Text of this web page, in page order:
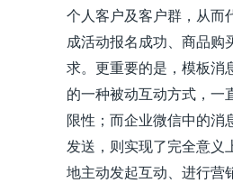
个人客户及客户群，从而
成活动报名成功、商品购
求。更重要的是，模板消
的一种被动互动方式，一
限性；而企业微信中的消
发送，则实现了完全意义
地主动发起互动、进行营